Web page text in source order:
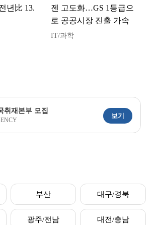
년比 13.
젠 고도화…GS 1등급으
로 공공시장 진출 가속
IT/과학
취재본부 모집
보기
부산 대구/경북
광주/전남 대전/충남